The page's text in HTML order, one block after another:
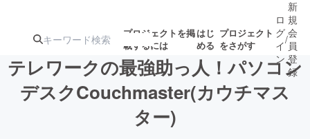
プロジェクトを掲
載するには
はじ
める
プロジェクト
をさがす
注目の新着プロ募集終了が近いプ
ロジェクト
ロ
グ
イ
ン
/
新
規
会
員
登
録
テレワークの最強助っ人！パソコン
デスクCouchmaster(カウチマス
ター)